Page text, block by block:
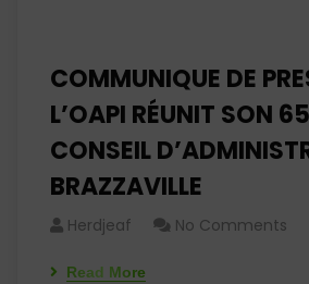
COMMUNIQUE DE
L’OAPI RÉUNIT SON
CONSEIL
BRAZZAVILLE
Herdjeaf No Comments
Read More